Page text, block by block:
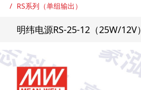
RS系列（单组输出）
明纬电源RS-25-12（25W/12V）